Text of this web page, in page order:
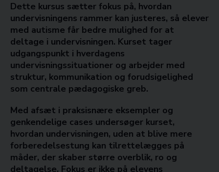
Dette kursus sætter fokus på, hvordan
undervisningens rammer kan justeres, så elever
med autisme får bedre mulighed for at
deltage i undervisningen. Kurset tager
udgangspunkt i hverdagens
undervisningssituationer og arbejder med
struktur, kommunikation og forudsigelighed
som centrale pædagogiske greb.
Med afsæt i praksisnære eksempler og
genkendelige cases undersøger kurset,
hvordan undervisningen, uden at blive mere
forberedelsestung kan tilrettelægges på
måder, der skaber større overblik, ro og
deltagelse. Fokus er ikke på elevens